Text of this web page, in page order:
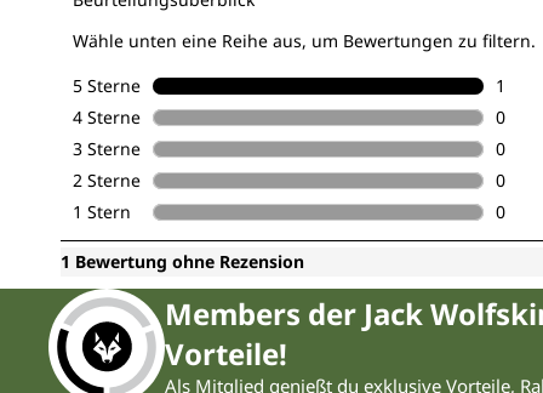
Members der Jack
Vorteile!
Als Mitglied genießt du exklusive Vorteile,